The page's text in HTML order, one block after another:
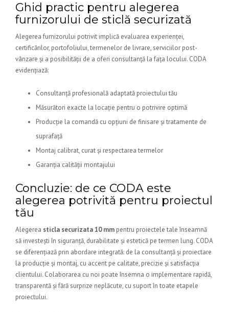
Ghid practic pentru alegerea
furnizorului de sticlă securizată
Alegerea furnizorului potrivit implică evaluarea experienței,
certificărilor, portofoliului, termenelor de livrare, serviciilor post-
vânzare și a posibilității de a oferi consultanță la fața locului. CODA
evidențiază:
Consultanță profesională adaptată proiectului tău
Măsurători exacte la locație pentru o potrivire optimă
Producție la comandă cu opțiuni de finisare și tratamente de
suprafață
Montaj calibrat, curat și respectarea termelor
Garanția calității montajului
Concluzie: de ce CODA este
alegerea potrivită pentru proiectul
tău
Alegerea sticla securizata 10 mm pentru proiectele tale înseamnă
să investești în siguranță, durabilitate și estetică pe termen lung. CODA
se diferențiază prin abordare integrată: de la consultanță și proiectare
la producție și montaj, cu accent pe calitate, precizie și satisfacția
clientului. Colaborarea cu noi poate însemna o implementare rapidă,
transparentă și fără surprize neplăcute, cu suport în toate etapele
proiectului.